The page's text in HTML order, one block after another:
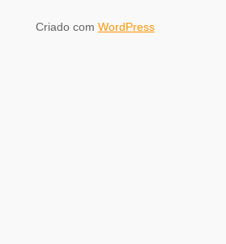
Criado com WordPress